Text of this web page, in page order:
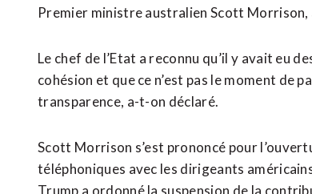
Premier ministre australien Scott Morrison,
Le chef de l’Etat a reconnu qu’il y avait eu
cohésion et que ce n’est pas le moment de
transparence, a-t-on déclaré.
Scott Morrison s’est prononcé pour
téléphoniques avec les dirigeants
Trump a ordonné la suspension de la